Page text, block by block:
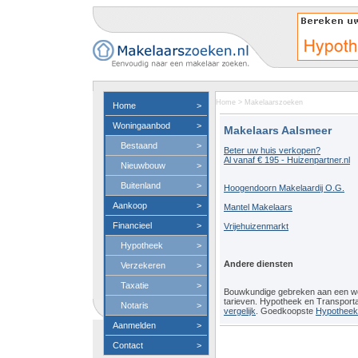
Home >
Woningaanbod >
Bestaand >
Nieuwbouw >
Buitenland >
Aankoop >
Financieel >
Hypotheek >
Verzekeren >
Taxatie >
Notaris >
Aanmelden >
Contact >
Home > Makelaarszoeken
Makelaars Aalsmeer
Beter uw huis verkopen?
Al vanaf € 195 - Huizenpartner.nl
Hoogendoorn Makelaardij O.G.
Mantel Makelaars
Vrijehuizenmarkt
Andere diensten
Bouwkundige gebreken aan een
tarieven. Hypotheek en
vergelijk . Goedkoopste